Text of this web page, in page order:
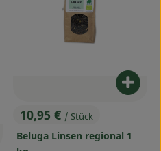
zum Warenkorb
, Preis:
10,95 € / Stück
Beluga Linsen regional 1